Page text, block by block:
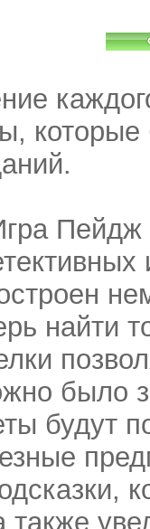
Пейдж
найти
было
будут
также